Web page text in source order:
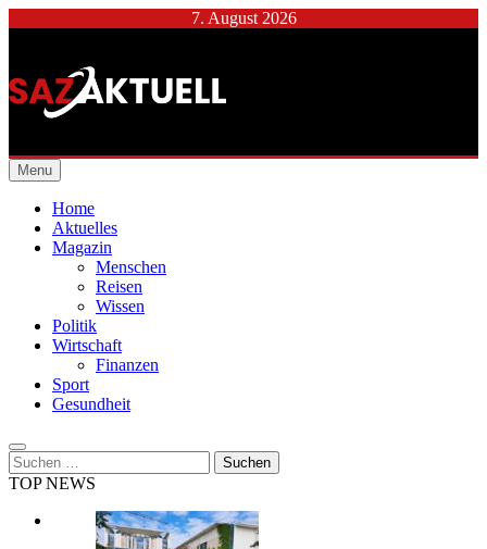
7. August 2026
Städtische Allgemeine
Zeitung
Menu
Home
Aktuelles
Magazin
Menschen
Reisen
Wissen
Politik
Wirtschaft
Finanzen
Sport
Gesundheit
Suchen
nach:
TOP NEWS